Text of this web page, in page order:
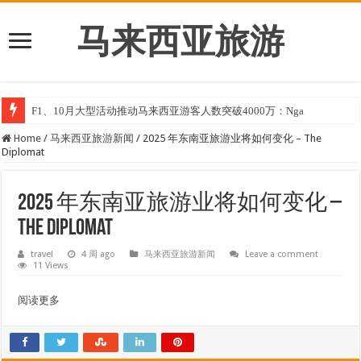
马来西亚旅游
F1、10月大型活动推动马来西亚游客人数突破4000万：Nga
Home / 马来西亚旅游新闻 / 2025 年东南亚旅游业将如何变化 – The
Diplomat
2025 年东南亚旅游业将如何变化 –
The Diplomat
travel 4 周 ago 马来西亚旅游新闻
Leave a comment
11 Views
阅读更多